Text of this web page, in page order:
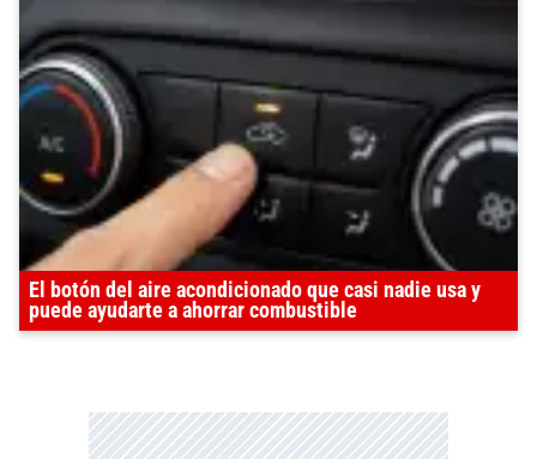
El botón del aire acondicionado que casi nadie usa y
puede ayudarte a ahorrar combustible